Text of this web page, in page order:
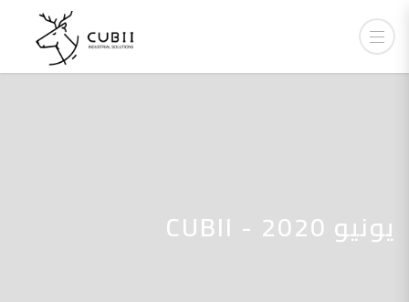
يونيو 2020 - CUBII